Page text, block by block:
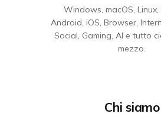
Windows, macOS, Linux,
Android, iOS, Browser,
Social, Gaming, AI e tutto
mezzo.
Chi siamo